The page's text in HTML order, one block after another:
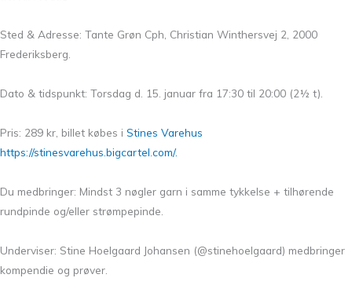
Sted & Adresse: Tante Grøn Cph, Christian Winthersvej 2, 2000
Frederiksberg.
Dato & tidspunkt: Torsdag d. 15. januar fra 17:30 til 20:00 (2½ t).
Pris: 289 kr, billet købes i Stines Varehus
https://stinesvarehus.bigcartel.com/.
Du medbringer: Mindst 3 nøgler garn i samme tykkelse + tilhørende
rundpinde og/eller strømpepinde.
Underviser: Stine Hoelgaard Johansen (@stinehoelgaard) medbringer
kompendie og prøver.